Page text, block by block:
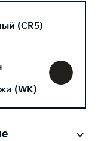
(CR5)
(WK)